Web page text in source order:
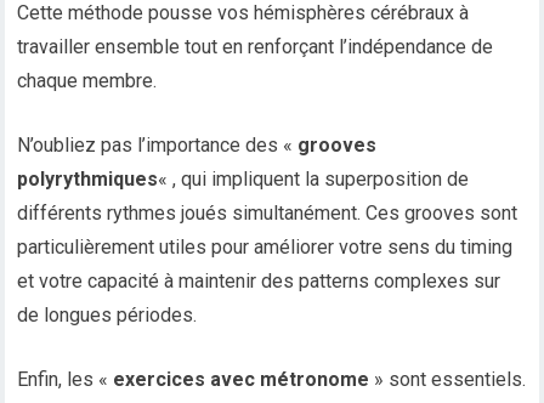
Cette méthode pousse vos hémisphères cérébraux à
travailler ensemble tout en renforçant l’indépendance de
chaque membre.
N’oubliez pas l’importance des « grooves
polyrythmiques« , qui impliquent la superposition de
différents rythmes joués simultanément. Ces grooves sont
particulièrement utiles pour améliorer votre sens du timing
et votre capacité à maintenir des patterns complexes sur
de longues périodes.
Enfin, les « exercices avec métronome » sont essentiels.